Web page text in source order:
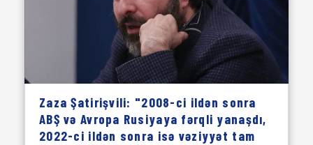
Zaza Şatirişvili: "2008-ci ildən sonra
ABŞ və Avropa Rusiyaya fərqli yanaşdı,
2022-ci ildən sonra isə vəziyyət tam